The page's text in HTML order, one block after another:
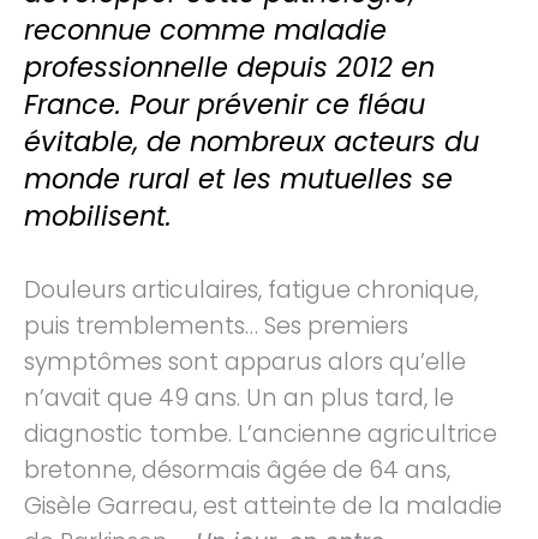
reconnue comme maladie
professionnelle depuis 2012 en
France. Pour prévenir ce fléau
évitable, de nombreux acteurs du
monde rural et les mutuelles se
mobilisent.
Douleurs articulaires, fatigue chronique,
puis tremblements… Ses premiers
symptômes sont apparus alors qu’elle
n’avait que 49 ans. Un an plus tard, le
diagnostic tombe. L’ancienne agricultrice
bretonne, désormais âgée de 64 ans,
Gisèle Garreau, est atteinte de la maladie